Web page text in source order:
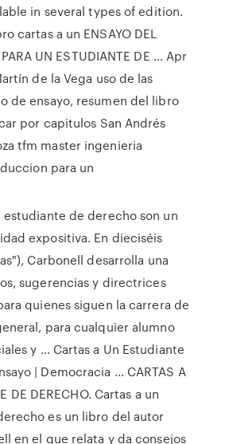
in several types of edition.
cartas a un ENSAYO DEL
UN ESTUDIANTE DE … Apr
de la Vega uso de las
de ensayo, resumen del libro
por capitulos San Andrés
tfm master ingenieria
para un
estudiante de derecho son un
expositiva. En dieciséis
Carbonell desarrolla una
sugerencias y directrices
quienes siguen la carrera de
para cualquier alumno
y … Cartas a Un Estudiante
| Democracia ... CARTAS A
DE DERECHO. Cartas a un
es un libro del autor
en el que relata y da consejos